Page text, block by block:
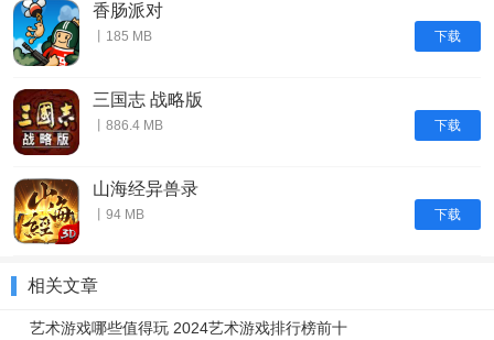
下载
香肠派对
丨185 MB
下载
三国志 战略版
丨886.4 MB
下载
山海经异兽录
丨94 MB
相关文章
艺术游戏哪些值得玩 2024艺术游戏排行榜前十